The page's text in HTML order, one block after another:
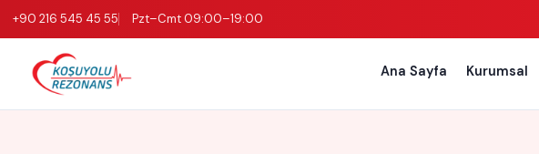
+90 216 545 45 55 Pzt–Cmt 09:00–19:00
Ana Sayfa Kurumsal